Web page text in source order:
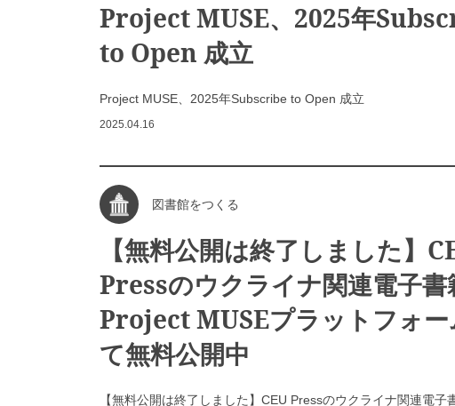
Project MUSE、2025年
to Open 成立
Project MUSE、2025年Subscribe to Open 成立
2025.04.16
図書館をつくる
【無料公開は終了しました】
Pressのウクライナ関連電子書
Project MUSEプラットフォー
て無料公開中
【無料公開は終了しました】CEU Pressのウクライナ関連電子